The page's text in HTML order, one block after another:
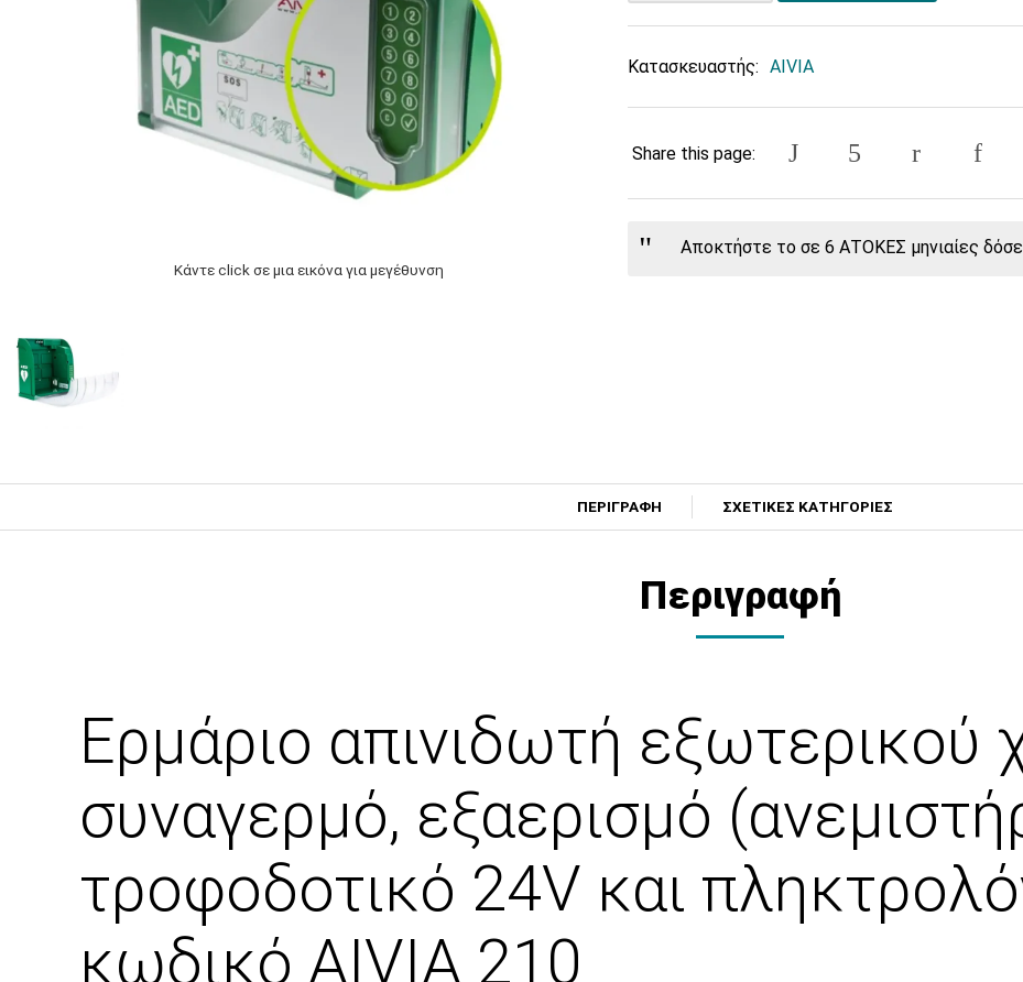
Κάντε click σε μια εικόνα για μεγέθυνση
Κατασκευαστής: AIVIA
Share this page:
Αποκτήστε το σε 6 ΑΤΟΚΕΣ μηνιαίες
ΠΕΡΙΓΡΑΦΗ ΣΧΕΤΙΚΕΣ ΚΑΤΗΓΟΡΙΕΣ
Περιγραφή
Ερμάριο απινιδωτή εξωτερικού
συναγερμό, εξαερισμό
τροφοδοτικό 24V και
κωδικό AIVIA 210